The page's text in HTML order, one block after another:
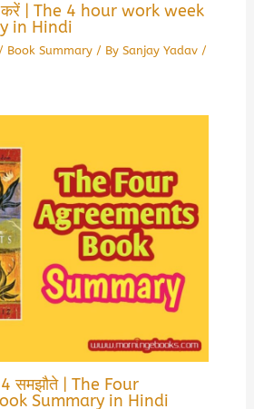
करें | The 4 hour work week
in Hindi
/ Book Summary/ By Sanjay Yadav /
4 समझौते | The Four
Summary in Hindi